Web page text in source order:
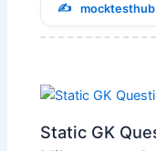
Static GK